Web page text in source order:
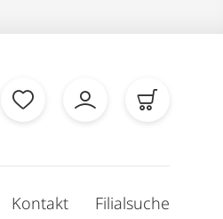
Kontakt Filialsuche